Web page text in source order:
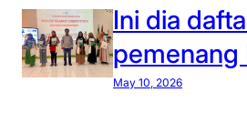
Ini dia
May 10, 2026